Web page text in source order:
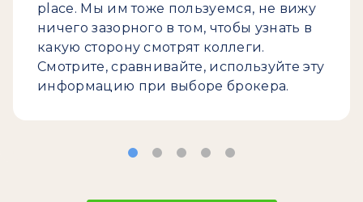
place. Мы им тоже пользуемся, не вижу
ничего зазорного в том, чтобы узнать в
какую сторону смотрят коллеги.
Смотрите, сравнивайте, используйте эту
информацию при выборе брокера.